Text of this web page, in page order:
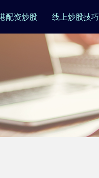
配资炒股 线上炒股技巧